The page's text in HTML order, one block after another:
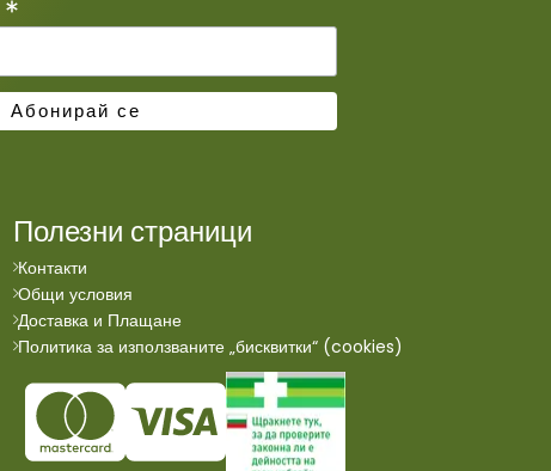
*
Полезни страници
Контакти
Общи условия
Доставка и Плащане
Политика за използваните „бисквитки“ (cookies)